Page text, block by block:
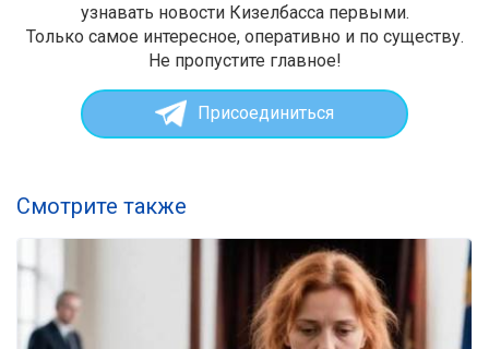
узнавать новости Кизелбасса первыми.
Только самое интересное, оперативно и по существу.
Не пропустите главное!
Присоединиться
Смотрите также